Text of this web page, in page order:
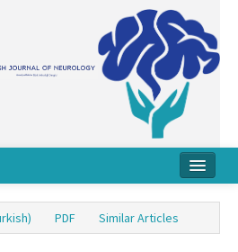
PDF Similar Articles